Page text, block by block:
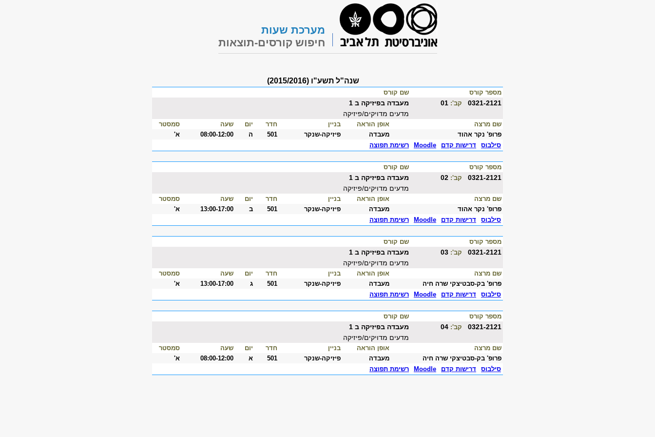
מערכת שעות
חיפוש קורסים-תוצאות
שנה"ל תשע"ו (2015/2016)
מספר קורס שם קורס
0321-2121 קב':
מעבדה בפיזיקה ב 1
מדעים מדויקים/פיזיקה
שם מרצה אופן הוראה בניין חדר יום שעה
סמסטר
פרופ' נקר אהוד
מעבדה פיזיקה-שנקר 501 ה 08:00-12:00
א'
סילבוס
דרישות קדם Moodle רשימת תפוצה
מספר קורס שם קורס
0321-2121 קב':
מעבדה בפיזיקה ב 1
מדעים מדויקים/פיזיקה
שם מרצה אופן הוראה בניין חדר יום שעה
סמסטר
פרופ' נקר אהוד
מעבדה פיזיקה-שנקר 501 ב 13:00-17:00
א'
סילבוס
דרישות קדם Moodle רשימת תפוצה
מספר קורס שם קורס
0321-2121 קב':
מעבדה בפיזיקה ב 1
מדעים מדויקים/פיזיקה
שם מרצה אופן הוראה בניין חדר יום שעה
סמסטר
פרופ' בק-סבטיצקי שרה חיה
מעבדה פיזיקה-שנקר 501 ג 13:00-17:00
א'
סילבוס
דרישות קדם Moodle רשימת תפוצה
מספר קורס שם קורס
0321-2121 קב':
מעבדה בפיזיקה ב 1
מדעים מדויקים/פיזיקה
שם מרצה אופן הוראה בניין חדר יום שעה
סמסטר
פרופ' בק-סבטיצקי שרה חיה
מעבדה פיזיקה-שנקר 501 א 08:00-12:00
א'
סילבוס
דרישות קדם Moodle רשימת תפוצה